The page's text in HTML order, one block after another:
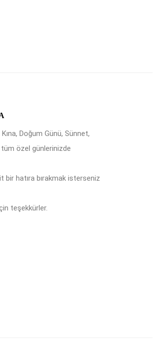
Doğum Günü, Sünnet,
tüm özel günlerinizde
bir hatıra bırakmak isterseniz
teşekkürler.